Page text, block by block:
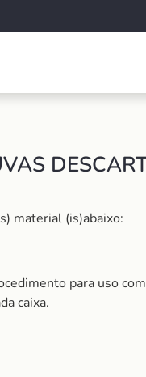
material (is)abaixo:
para uso
caixa.